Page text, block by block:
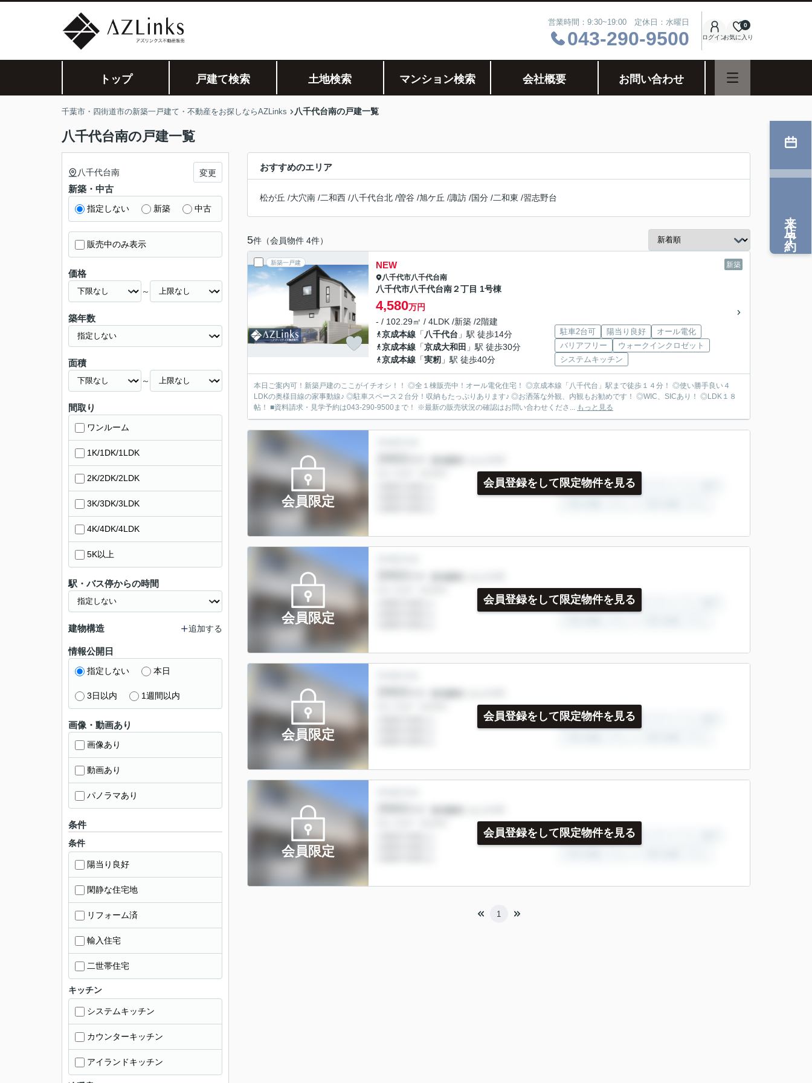
営業時間：9:30~19:00 定休日：水曜日
043-290-9500 ログインお気に入り
0
トップ 戸建て検索 土地検索 マンション検索 会社概要 お問い合わせ
千葉市・四街道市の新築一戸建て・不動産をお探しならAZLinks 八千代台南の戸建一覧
八千代台南の戸建一覧
おすすめのエリア
松が丘 /大穴南 /二和西 /八千代台北 /曽谷 /旭ケ丘 /諏訪 /国分 /二和東 /習志野台
5件（会員物件 4件）
新築一戸建 新築
NEW
八千代市八千代台南
八千代市八千代台南２丁目 1号棟
4,580万円
- / 102.29㎡ / 4LDK /新築 /2階建
京成本線 「 八千代台 」駅 徒歩14分
京成本線 「京成大和田 」駅 徒歩30分
京成本線 「実籾 」駅 徒歩40分
駐車2台可 陽当り良好
オール電化
バリアフリー
ウォークインクロゼット
システムキッチン
本日ご案内可！新築戸建のここがイチオシ！！ ◎全１棟販売中！オール電化住宅！ ◎京成本線「八千代台」駅まで徒歩１４分！ ◎使い勝手良い４
LDKの奥様目線の家事動線♪ ◎駐車スペース２台分！収納もたっぷりあります♪ ◎お洒落な外観、内観もお勧めです！ ◎WIC、SICあり！ ◎LDK１８
帖！ ■資料請求・見学予約は043-290-9500まで！ ※最新の販売状況の確認はお問い合わせくださ... もっと見る
会員限定
会員登録をして限定物件を見る
会員限定
会員登録をして限定物件を見る
会員限定
会員登録をして限定物件を見る
会員限定
会員登録をして限定物件を見る
1
八千代台南 変更
新築・中古
指定しない 新築 中古
販売中のみ表示
価格
～
築年数
面積
～
間取り
ワンルーム
1K/1DK/1LDK
2K/2DK/2LDK
3K/3DK/3LDK
4K/4DK/4LDK
5K以上
駅・バス停からの時間
建物構造 追加する
情報公開日
指定しない 本日
3日以内 1週間以内
画像・動画あり
画像あり
動画あり
パノラマあり
条件
条件
陽当り良好
閑静な住宅地
リフォーム済
輸入住宅
二世帯住宅
キッチン
システムキッチン
カウンターキッチン
アイランドキッチン
来店予約